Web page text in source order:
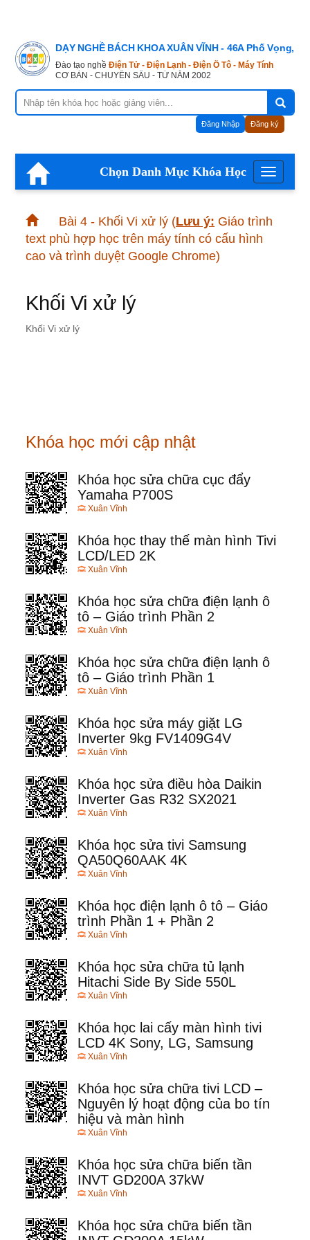
DẠY NGHỀ BÁCH KHOA XUÂN VĨNH - 46A Phố Vọng,
Đào tạo nghề Điện Tử - Điện Lạnh - Điện Ô Tô - Máy Tính
CƠ BẢN - CHUYÊN SÂU - TỪ NĂM 2002
Đăng Nhập Đăng ký
Menu
Chọn Danh Mục Khóa Học
Bài 4 - Khối Vi xử lý (Lưu ý: Giáo trình
text phù hợp học trên máy tính có cấu hình
cao và trình duyệt Google Chrome)
Khối Vi xử lý
Khối Vi xử lý
Khóa học mới cập nhật
Khóa học sửa chữa cục đẩy
Yamaha P700S
Xuân Vĩnh
Khóa học thay thế màn hình Tivi
LCD/LED 2K
Xuân Vĩnh
Khóa học sửa chữa điện lạnh ô
tô – Giáo trình Phần 2
Xuân Vĩnh
Khóa học sửa chữa điện lạnh ô
tô – Giáo trình Phần 1
Xuân Vĩnh
Khóa học sửa máy giặt LG
Inverter 9kg FV1409G4V
Xuân Vĩnh
Khóa học sửa điều hòa Daikin
Inverter Gas R32 SX2021
Xuân Vĩnh
Khóa học sửa tivi Samsung
QA50Q60AAK 4K
Xuân Vĩnh
Khóa học điện lạnh ô tô – Giáo
trình Phần 1 + Phần 2
Xuân Vĩnh
Khóa học sửa chữa tủ lạnh
Hitachi Side By Side 550L
Xuân Vĩnh
Khóa học lai cấy màn hình tivi
LCD 4K Sony, LG, Samsung
Xuân Vĩnh
Khóa học sửa chữa tivi LCD –
Nguyên lý hoạt động của bo tín
hiệu và màn hình
Xuân Vĩnh
Khóa học sửa chữa biến tần
INVT GD200A 37kW
Xuân Vĩnh
Khóa học sửa chữa biến tần